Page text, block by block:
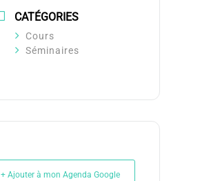
CATÉGORIES
Cours
Séminaires
+ Ajouter à mon Agenda Google